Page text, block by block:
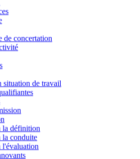
de concertation
situation de travail
la définition
la conduite
l'évaluation